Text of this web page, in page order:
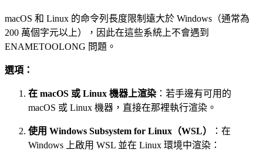
macOS 和 Linux 的命令列長度限制遠大於 Windows（通常為
200 萬個字元以上），因此在這些系統上不會遇到
ENAMETOOLONG 問題。
選項：
在 macOS 或 Linux 機器上渲染 ：若手邊有可用的
macOS 或 Linux 機器，直接在那裡執行渲染。
使用 Windows Subsystem for Linux（WSL）
：在
Windows 上啟用 WSL 並在 Linux 環境中渲染：